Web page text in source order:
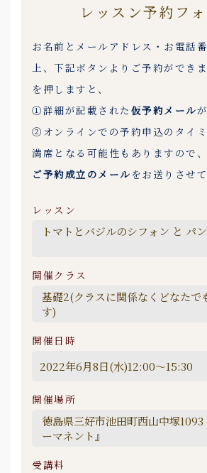
レッスン予約フ
お名前とメールアドレス・お電話
上、下記ボタンよりご予約ができ
を押しますと、
①詳細が記載された 仮予約メール
②オンラインでの予約申込のタイ
満席となる可能性もありますので
ご予約成立のメール をお送りさせ
レッスン
開催クラス
開催日時
開催場所
受講料